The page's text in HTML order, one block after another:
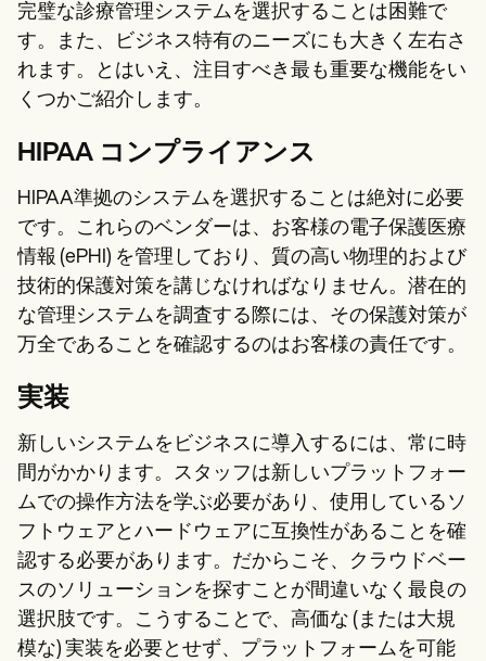
完璧な診療管理システムを選択することは困難で
す。また、ビジネス特有のニーズにも大きく左右さ
れます。とはいえ、注目すべき最も重要な機能をい
くつかご紹介します。
HIPAA コンプライアンス
HIPAA準拠のシステムを選択することは絶対に必要
です。これらのベンダーは、お客様の電子保護医療
情報 (ePHI) を管理しており、質の高い物理的および
技術的保護対策を講じなければなりません。潜在的
な管理システムを調査する際には、その保護対策が
万全であることを確認するのはお客様の責任です。
実装
新しいシステムをビジネスに導入するには、常に時
間がかかります。スタッフは新しいプラットフォー
ムでの操作方法を学ぶ必要があり、使用しているソ
フトウェアとハードウェアに互換性があることを確
認する必要があります。だからこそ、クラウドベー
スのソリューションを探すことが間違いなく最良の
選択肢です。こうすることで、高価な (または大規
模な) 実装を必要とせず、プラットフォームを可能